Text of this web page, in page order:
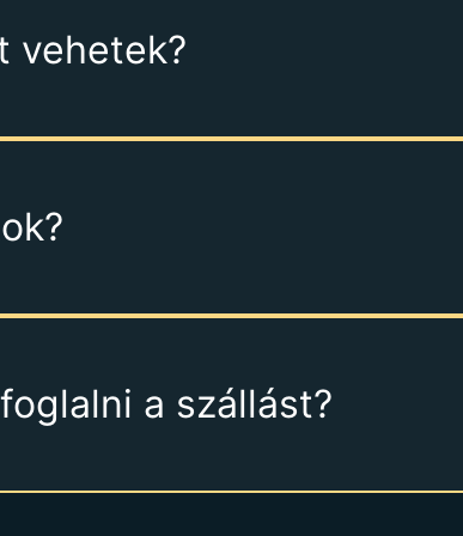
vehetek?
a szállást?